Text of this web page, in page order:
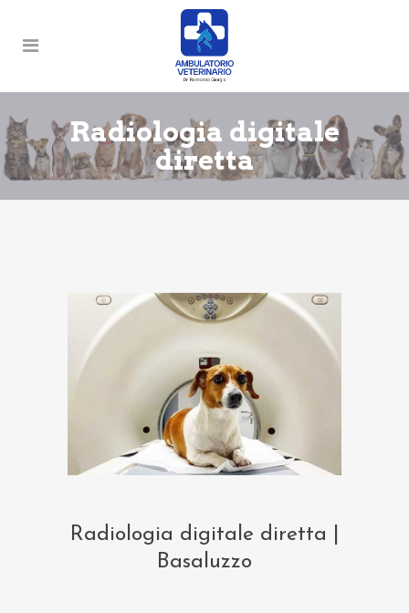
Radiologia digitale
diretta
Radiologia digitale diretta |
Basaluzzo